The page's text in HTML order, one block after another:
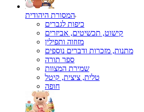
המסורת היהודית
כיפות לגברים
קישוט, תכשיטים, אביזרים
מזוזוה ותפילין
מתנות, מזכרות ודברים נוספים
ספר תורה
שמירת המצוות
טלית, ציצית, קיטל